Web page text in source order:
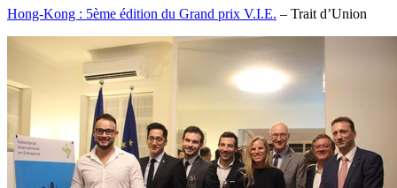
Hong-Kong : 5ème édition du Grand prix V.I.E. – Trait d’Union